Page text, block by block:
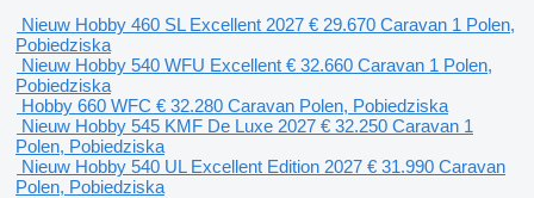
Nieuw Hobby 460 SL Excellent 2027 € 29.670 Caravan 1 Polen,
Pobiedziska
Nieuw Hobby 540 WFU Excellent € 32.660 Caravan 1 Polen,
Pobiedziska
Hobby 660 WFC € 32.280 Caravan Polen, Pobiedziska
Nieuw Hobby 545 KMF De Luxe 2027 € 32.250 Caravan 1
Polen, Pobiedziska
Nieuw Hobby 540 UL Excellent Edition 2027 € 31.990 Caravan
Polen, Pobiedziska